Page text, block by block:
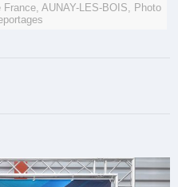
AUNAY-LES-BOIS, Photo